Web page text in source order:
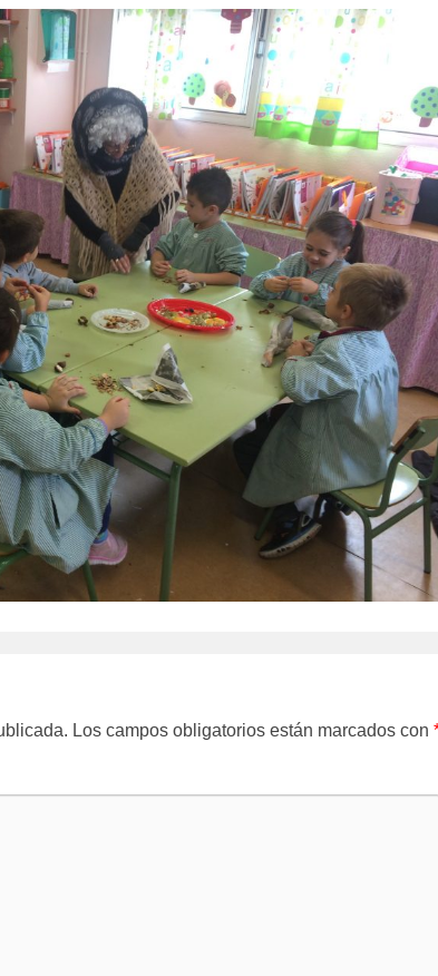
Los campos obligatorios están marcados con